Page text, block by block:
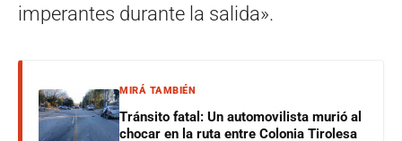
imperantes durante la salida».
MIRÁ TAMBIÉN
Tránsito fatal: Un automovilista murió al
chocar en la ruta entre Colonia Tirolesa